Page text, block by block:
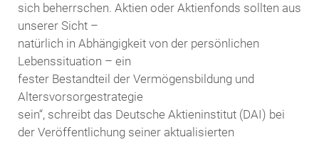
sich beherrschen. Aktien oder Aktienfonds sollten aus
unserer Sicht –
natürlich in Abhängigkeit von der persönlichen
Lebenssituation – ein
fester Bestandteil der Vermögensbildung und
Altersvorsorgestrategie
sein“, schreibt das Deutsche Aktieninstitut (DAI) bei
der Veröffentlichung seiner aktualisierten